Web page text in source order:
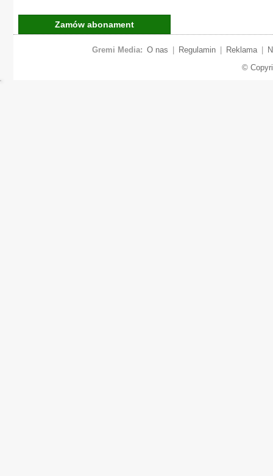
Zamów abonament
Gremi Media: O nas Regulamin Reklama
©